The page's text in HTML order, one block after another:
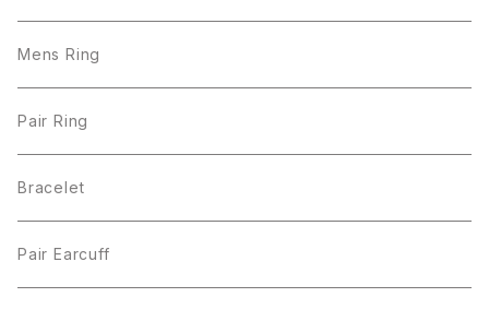
Mens Ring
Pair Ring
Bracelet
Pair Earcuff